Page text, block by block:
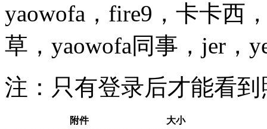
yaowofa，fire9，卡卡西
草，yaowofa同事，jer，
注：只有登录后才能看到
附件
大小